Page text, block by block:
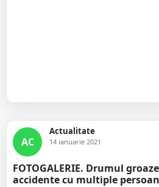
AC
Actualitate
14 ianuarie 2021
FOTOGALERIE. Drumul
accidente cu multiple